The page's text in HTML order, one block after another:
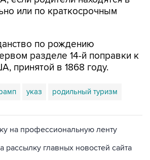
или по краткосрочным
по рождению
разделе 14-й поправки к
принятой в 1868 году.
указ родильный туризм
на профессиональную ленту
рассылку главных новостей сайта